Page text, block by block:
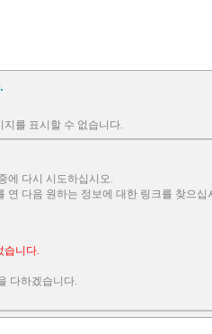
를 표시할 수 없습니다.
에 다시 시도하십시오.
연 다음 원하는 정보에 대한 링크를 찾으십
습니다.
다하겠습니다.